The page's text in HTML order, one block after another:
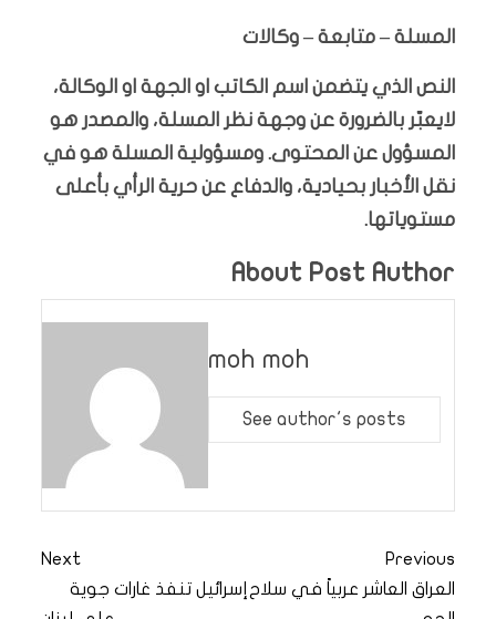
المسلة – متابعة – وكالات
النص الذي يتضمن اسم الكاتب او الجهة او الوكالة،
لايعبّر بالضرورة عن وجهة نظر المسلة، والمصدر هو
المسؤول عن المحتوى. ومسؤولية المسلة هو في
نقل الأخبار بحيادية، والدفاع عن حرية الرأي بأعلى
مستوياتها.
About Post Author
moh moh
See author's posts
Previous
العراق العاشر عربياً في سلاح
Next
إسرائيل تنفذ غارات جوية